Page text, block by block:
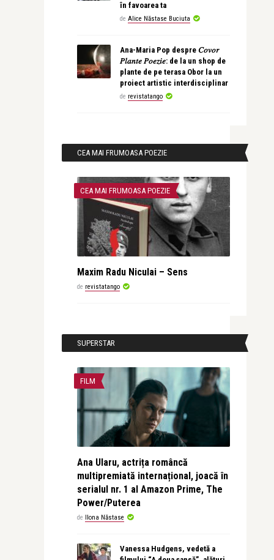
în favoarea ta
de Alice Năstase Buciuta
Ana-Maria Pop despre 𝐶𝑜𝑣𝑜𝑟
𝑃𝑙𝑎𝑛𝑡𝑒 𝑃𝑜𝑒𝑧𝑖𝑒: de la un shop de
plante de pe terasa Obor la un
proiect artistic interdisciplinar
de revistatango
CEA MAI FRUMOASA POEZIE
CEA MAI FRUMOASA POEZIE
Maxim Radu Niculai – Sens
de revistatango
SUPERSTAR
FILM
Ana Ularu, actrița româncă
multipremiată internațional, joacă în
serialul nr. 1 al Amazon Prime, The
Power/Puterea
de Ilona Năstase
Vanessa Hudgens, vedetă a